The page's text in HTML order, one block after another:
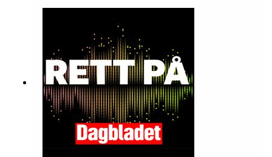
omnystudio.com/listener for privacy information.